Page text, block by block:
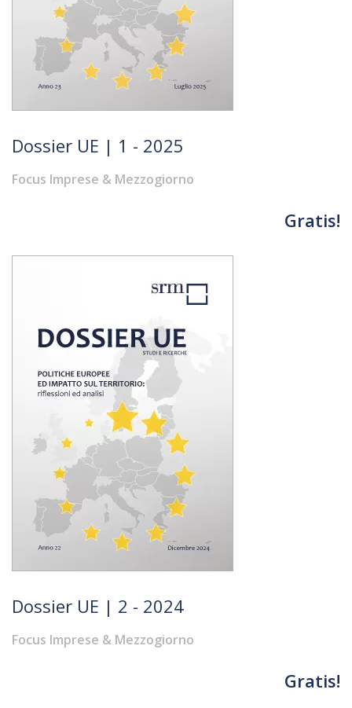
Dossier UE | 1 - 2025
Focus Imprese & Mezzogiorno
Gratis!
Dossier UE | 2 - 2024
Focus Imprese & Mezzogiorno
Gratis!